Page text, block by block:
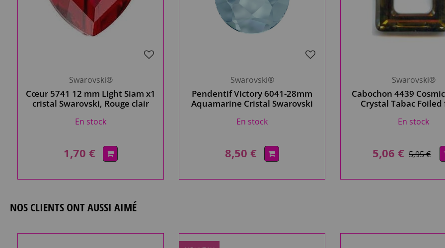
Swarovski®
Cœur 5741 12 mm Light Siam x1
cristal Swarovski, Rouge clair
En stock
1,70 €
Swarovski®
Pendentif Victory 6041-28mm
Aquamarine Cristal Swarovski
En stock
8,50 €
Swarovski®
Cabochon 4439
Crystal Tabac Foiled
En stock
5,06 € 5,95 €
NOS CLIENTS ONT AUSSI AIMÉ